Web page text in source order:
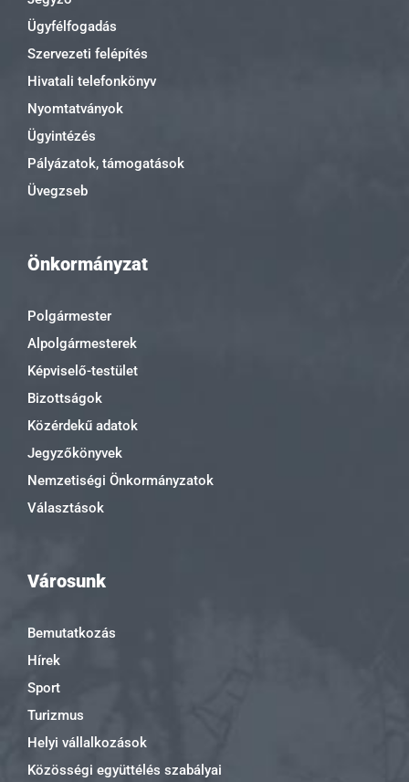
Ügyfélfogadás
Szervezeti felépítés
Hivatali telefonkönyv
Nyomtatványok
Ügyintézés
Pályázatok, támogatások
Üvegzseb
Önkormányzat
Polgármester
Alpolgármesterek
Képviselő-testület
Bizottságok
Közérdekű adatok
Jegyzőkönyvek
Nemzetiségi Önkormányzatok
Választások
Városunk
Bemutatkozás
Hírek
Sport
Turizmus
Helyi vállalkozások
Közösségi együttélés szabályai